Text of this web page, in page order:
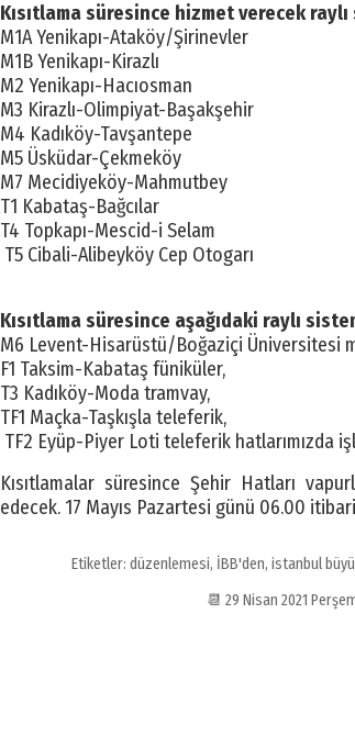
Kısıtlama süresince hizmet verecek
M1A Yenikapı-Ataköy/Şirinevler
M1B Yenikapı-Kirazlı
M2 Yenikapı-Hacıosman
M3 Kirazlı-Olimpiyat-Başakşehir
M4 Kadıköy-Tavşantepe
M5 Üsküdar-Çekmeköy
M7 Mecidiyeköy-Mahmutbey
T1 Kabataş-Bağcılar
T4 Topkapı-Mescid-i Selam
T5 Cibali-Alibeyköy Cep Otogarı
Kısıtlama süresince aşağıdaki raylı
M6 Levent-Hisarüstü/Boğaziçi Üniversitesi
F1 Taksim-Kabataş füniküler,
T3 Kadıköy-Moda tramvay,
TF1 Maçka-Taşkışla teleferik,
TF2 Eyüp-Piyer Loti teleferik hatlarımızda
Kısıtlamalar süresince Şehir Hatları
edecek. 17 Mayıs Pazartesi günü 06.00
Etiketler: düzenlemesi, İBB'den, istanbul
📆 29 Nisan 2021